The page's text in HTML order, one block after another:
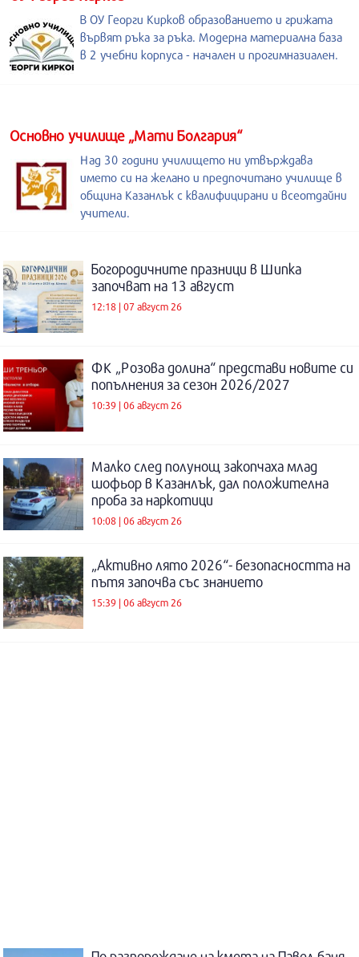
В ОУ Георги Кирков образованието и грижата
вървят ръка за ръка. Модерна материална база
в 2 учебни корпуса - начален и прогимназиален.
Основно училище „Мати Болгария“
Над 30 години училището ни утвърждава
името си на желано и предпочитано училище в
община Казанлък с квалифицирани и всеотдайни
учители.
Богородичните празници в Шипка
започват на 13 август
12:18 | 07 август 26
ФК „Розова долина“ представи новите си
попълнения за сезон 2026/2027
10:39 | 06 август 26
Малко след полунощ закопчаха млад
шофьор в Казанлък, дал положителна
проба за наркотици
10:08 | 06 август 26
„Активно лято 2026“- безопасността на
пътя започва със знанието
15:39 | 06 август 26